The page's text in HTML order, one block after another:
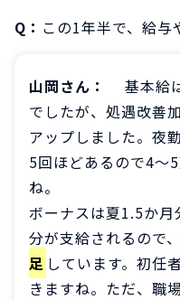
Q： この1年半で、給与
山岡さん：
基本給
でしたが、処遇改善
アップしました。夜
5回ほどあるので4～
ね。
ボーナスは夏1.5か
分が支給されるので
足 しています。初任
きますね。ただ、職